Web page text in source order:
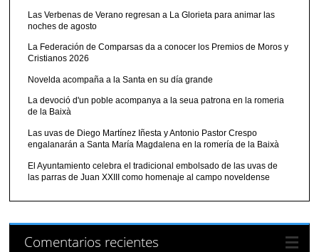
Las Verbenas de Verano regresan a La Glorieta para animar las
noches de agosto
La Federación de Comparsas da a conocer los Premios de Moros y
Cristianos 2026
Novelda acompaña a la Santa en su día grande
La devoció d'un poble acompanya a la seua patrona en la romeria
de la Baixà
Las uvas de Diego Martínez Iñesta y Antonio Pastor Crespo
engalanarán a Santa María Magdalena en la romería de la Baixà
El Ayuntamiento celebra el tradicional embolsado de las uvas de
las parras de Juan XXIII como homenaje al campo noveldense
Comentarios recientes